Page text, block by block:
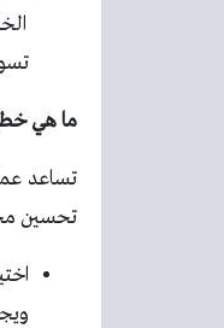
ما هي
تساعد
تحسين